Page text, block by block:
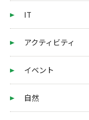
IT
アクティビティ
イベント
自然